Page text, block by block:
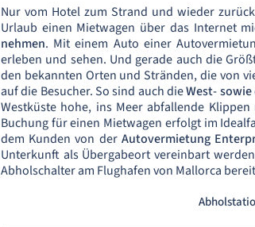
Nur vom Hotel zum Strand und wieder
Urlaub einen Mietwagen über das Internet
nehmen. Mit einem Auto einer
erleben und sehen. Und gerade auch die
den bekannten Orten und Stränden, die von
auf die Besucher. So sind auch dieWest-
Westküste hohe, ins Meer abfallende
Buchung für einen Mietwagen erfolgt im
dem Kunden von der Autovermietung
Unterkunft als Übergabeort vereinbart
Abholschalter am Flughafen von Mallorca